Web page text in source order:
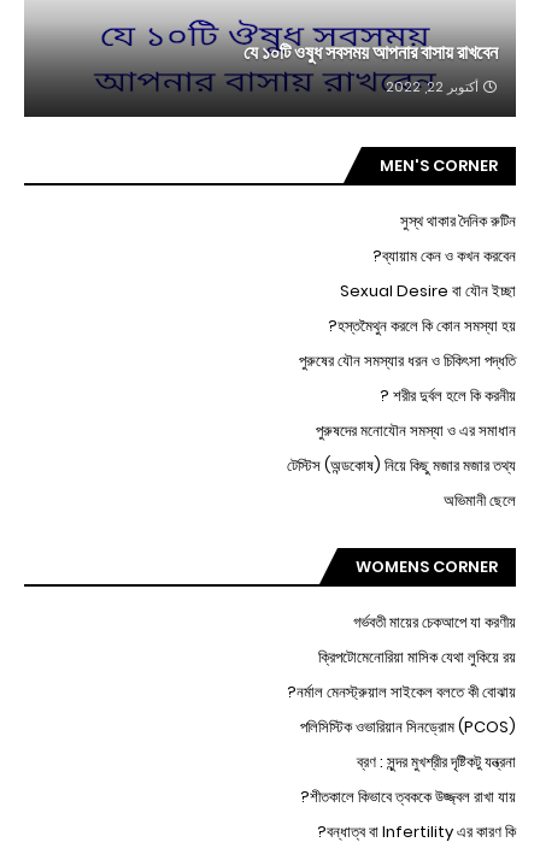
যে ১০টি ওষুধ সবসময় আপনার বাসায় রাখবেন
أكتوبر 22, 2022
MEN'S CORNER
সুস্থ থাকার দৈনিক রুটিন
ব্যায়াম কেন ও কখন করবেন?
Sexual Desire বা যৌন ইচ্ছা
হস্তমৈথুন করলে কি কোন সমস্যা হয়?
পুরুষের যৌন সমস্যার ধরন ও চিকিৎসা পদ্ধতি
শরীর দুর্বল হলে কি করনীয় ?
পুরুষদের মনোযৌন সমস্যা ও এর সমাধান
টেস্টিস (অন্ডকোষ) নিয়ে কিছু মজার মজার তথ্য
অভিমানী ছেলে
WOMENS CORNER
গর্ভবতী মায়ের চেকআপে যা করণীয়
ক্রিপটোমেনোরিয়া মাসিক যেথা লুকিয়ে রয়
নর্মাল মেনস্ট্রুয়াল সাইকেল বলতে কী বোঝায়?
পলিসিস্টিক ওভারিয়ান সিনড্রোম (PCOS)
ব্রণ : সুন্দর মুখশ্রীর দৃষ্টিকটু যন্ত্রনা
শীতকালে কিভাবে ত্বককে উজ্জ্বল রাখা যায়?
বন্ধাত্ব বা Infertility এর কারণ কি?